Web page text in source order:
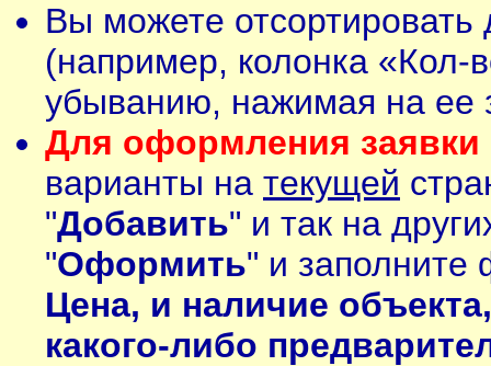
Вы можете
(например, колонка «Кол-
убыванию, нажимая на ее
Для оформления заявки
варианты на текущей
"Добавить" и так на
"Оформить" и заполните
Цена, и наличие
какого-либо